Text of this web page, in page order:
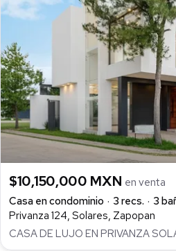
$10,150,000 MXN en venta
Casa en condominio
3 recs. 3
Privanza 124, Solares, Zapopan
CASA DE LUJO EN PRIVANZA